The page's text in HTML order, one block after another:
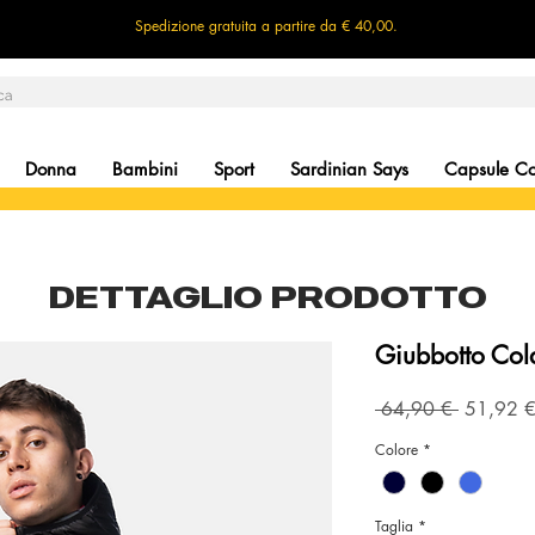
Spedizione gratuita a partire da € 40,00.
Donna Bambini Sport Sardinian Says Capsule
DETTAGLIO PRODOTTO
Giubbotto
64,90 € Prezzo
51,92 €
Colore *
Taglia *